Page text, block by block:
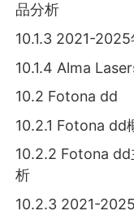
品分析
10.1.3 2021-
10.1.4 Alma
10.2 Fotona dd
10.2.1 Fotona dd
10.2.2 Fotona dd
析
10.2.3 2021-